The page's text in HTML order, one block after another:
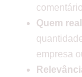
Quem
empresa